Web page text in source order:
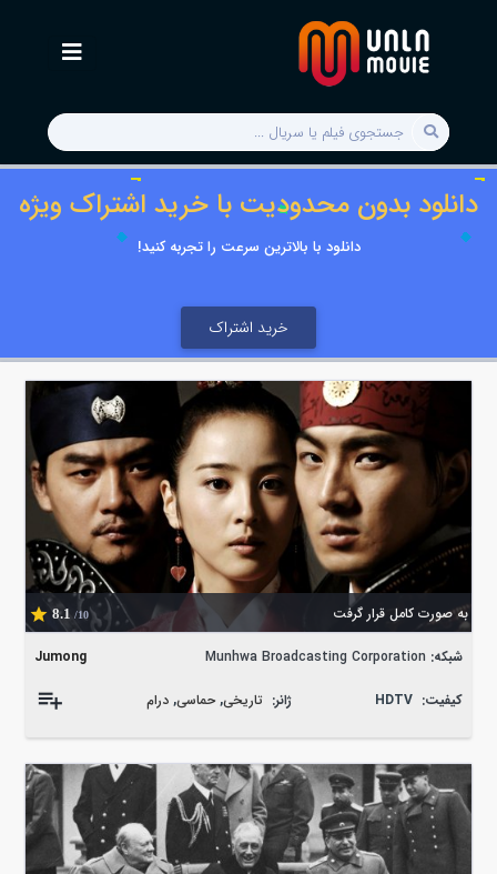
دانلود بدون محدودیت با خرید اشتراک ویژه
دانلود با بالاترین سرعت را تجربه کنید!
خرید اشتراک
به صورت کامل قرار گرفت 8.1 /10
Jumong شبکه: Munhwa Broadcasting Corporation
کیفیت: HDTV ژانر: تاریخی,حماسی,درام